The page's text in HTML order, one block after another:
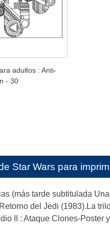
adultos : Anti-
- 30
Star Wars para
(más tarde subtitulada
del Jedi (1983).La
II : Ataque Clones-Poster